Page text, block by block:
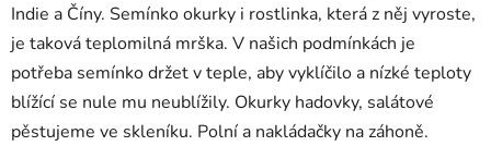
Indie a Číny. Semínko okurky i rostlinka, která z něj vyroste,
je taková teplomilná mrška. V našich podmínkách je
potřeba semínko držet v teple, aby vyklíčilo a nízké teploty
blížící se nule mu neublížily. Okurky hadovky, salátové
pěstujeme ve skleníku. Polní a nakládačky na záhoně.